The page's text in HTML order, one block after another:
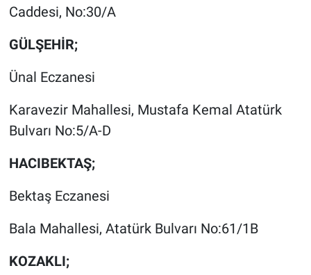
Caddesi, No:30/A
GÜLŞEHİR;
Ünal Eczanesi
Karavezir Mahallesi, Mustafa Kemal Atatürk
Bulvarı No:5/A-D
HACIBEKTAŞ;
Bektaş Eczanesi
Bala Mahallesi, Atatürk Bulvarı No:61/1B
KOZAKLI;